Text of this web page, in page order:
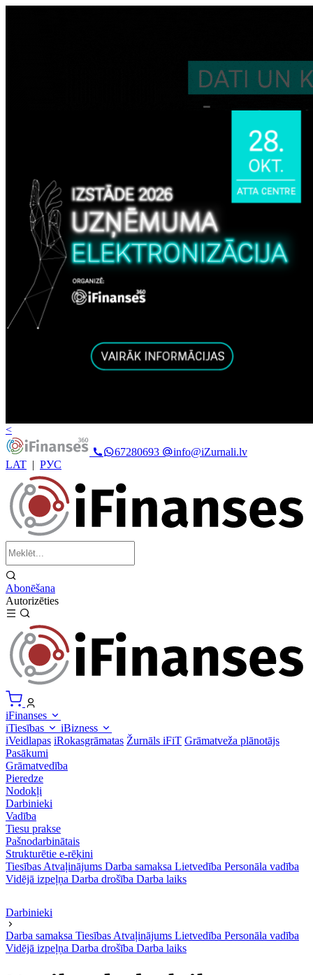
<
67280693
info@iZurnali.lv
LAT | РУС
Abonēšana
Autorizēties
iFinanses
iTiesības
iBizness
iVeidlapas iRokasgrāmatas Žurnāls iFiT Grāmatveža plānotājs
Pasākumi
Grāmatvedība
Pieredze
Nodokļi
Darbinieki
Vadība
Tiesu prakse
Pašnodarbinātais
Strukturētie e-rēķini
Tiesības Atvaļinājums Darba samaksa Lietvedība Personāla vadība
Vidējā izpeļņa Darba drošība Darba laiks
Darbinieki
Darba samaksa Tiesības Atvaļinājums Lietvedība Personāla vadība
Vidējā izpeļņa Darba drošība Darba laiks